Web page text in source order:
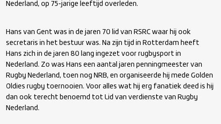
Nederland, op 75-jarige leeftijd overleden.
Hans van Gent was in de jaren 70 lid van RSRC waar hij ook
secretaris in het bestuur was. Na zijn tijd in Rotterdam heeft
Hans zich in de jaren 80 lang ingezet voor rugbysport in
Nederland. Zo was Hans een aantal jaren penningmeester van
Rugby Nederland, toen nog NRB, en organiseerde hij mede Golden
Oldies rugby toernooien. Voor alles wat hij erg fanatiek deed is hij
dan ook terecht benoemd tot Lid van verdienste van Rugby
Nederland.